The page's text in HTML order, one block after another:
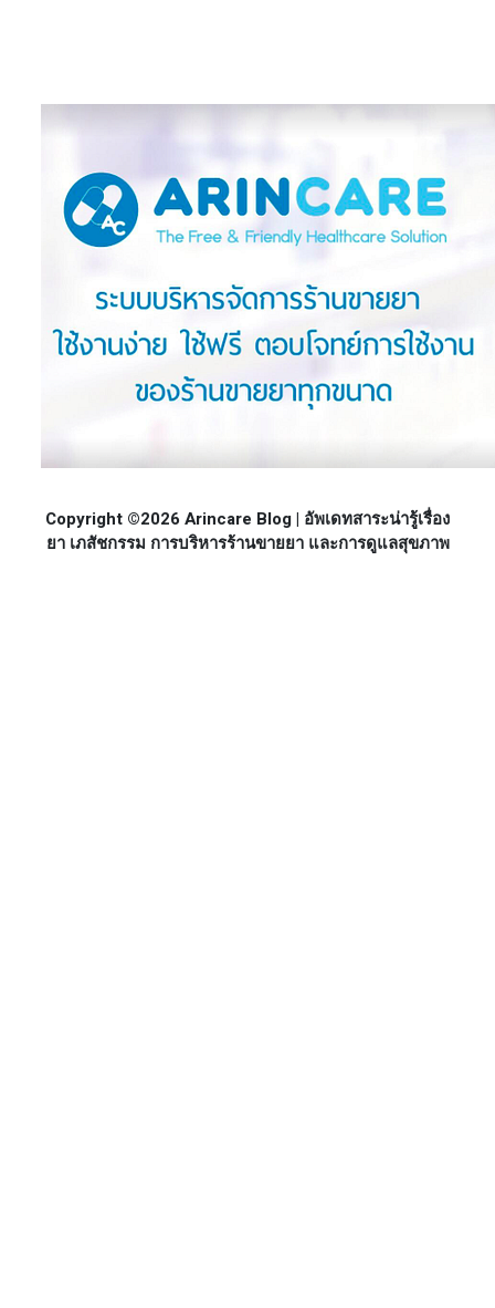
Copyright ©2026 Arincare Blog | อัพเดทสาระน่ารู้เรื่อง
ยา เภสัชกรรม การบริหารร้านขายยา และการดูแลสุขภาพ